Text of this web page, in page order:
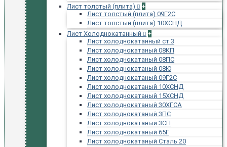
Лист толстый (плита)
+
Лист толстый (плита) 09Г2С
Лист толстый (плита) 10ХСНД
Лист Холоднокатанный
+
Лист холоднокатанный ст 3
Лист холоднокатаный 08КП
Лист холоднокатаный 08ПС
Лист холоднокатаный 08Ю
Лист холоднокатаный 09Г2С
Лист холоднокатаный 10ХСНД
Лист холоднокатаный 15ХСНД
Лист холоднокатаный 30ХГСА
Лист холоднокатаный 3ПС
Лист холоднокатаный 3СП
Лист холоднокатаный 65Г
Лист холоднокатаный Сталь 20